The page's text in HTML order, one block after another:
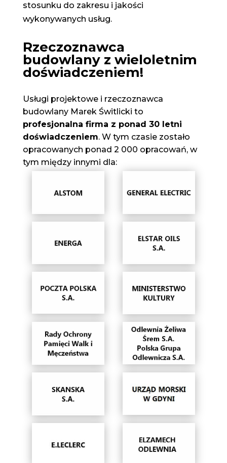
stosunku do zakresu i jakości
wykonywanych usług.
Rzeczoznawca
budowlany z wieloletnim
doświadczeniem!
Usługi projektowe i rzeczoznawca
budowlany Marek Świtlicki to
profesjonalna firma z ponad 30 letni
doświadczeniem. W tym czasie zostało
opracowanych ponad 2 000 opracowań, w
tym między innymi dla: